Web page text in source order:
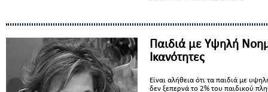
Παιδιά με Υψηλή
Ικανότητες
Είναι αλήθεια ότι τα παιδιά με
δεν ξεπερνά το 2% του παιδικού